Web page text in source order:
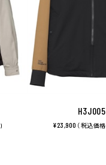
)
H3J005
¥23,900 （ 税込価格